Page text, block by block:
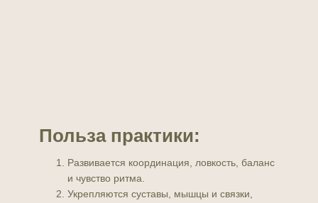
Польза практики:
Развивается координация, ловкость, баланс
и чувство ритма.
Укрепляются суставы, мышцы и связки,